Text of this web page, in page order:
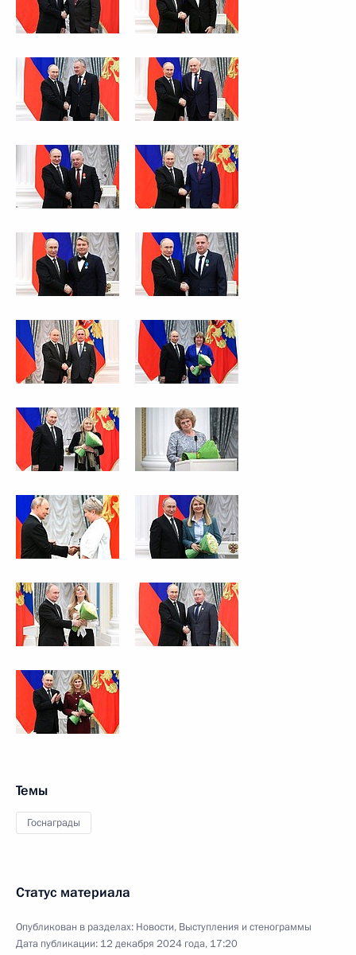
Темы
Госнаграды
Статус материала
Опубликован в разделах: Новости, Выступления и стенограммы
Дата публикации: 12 декабря 2024 года, 17:20